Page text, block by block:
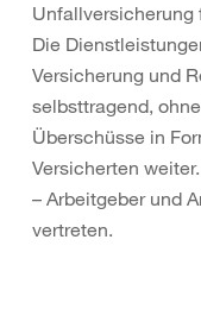
Unfallversicherung
Die
Versicherung und
selbsttragend,
Überschüsse in
Versicherten
– Arbeitgeber und
vertreten.